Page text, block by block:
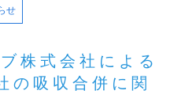
せ
株式会社による
の吸収合併に関